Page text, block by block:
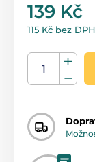
139 Kč
115 Kč bez DPH